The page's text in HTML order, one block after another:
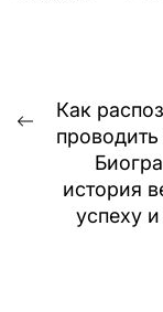
записям
Предыдущая
Как
история
успеху